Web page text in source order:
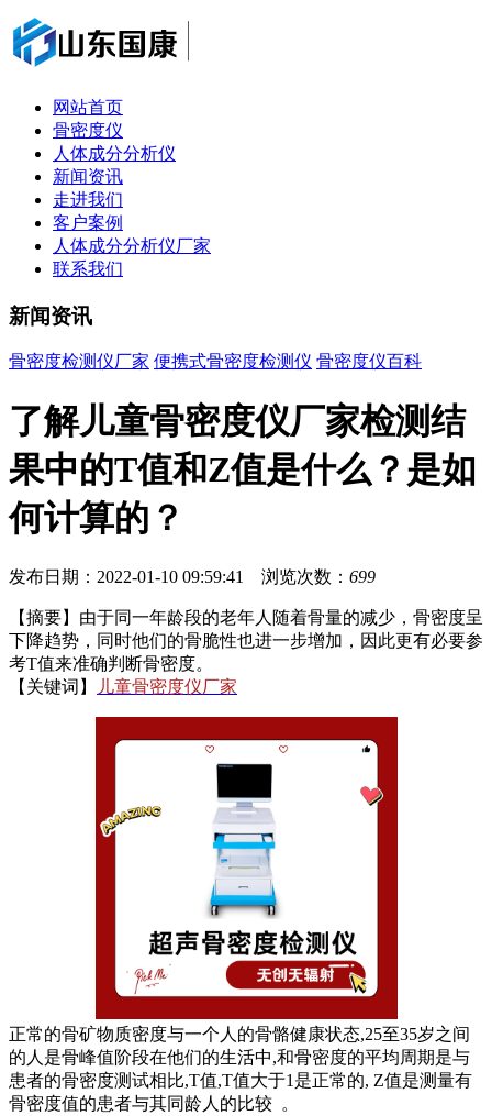
网站首页
骨密度仪
人体成分分析仪
新闻资讯
走进我们
客户案例
人体成分分析仪厂家
联系我们
新闻资讯
骨密度检测仪厂家 便携式骨密度检测仪 骨密度仪百科
了解儿童骨密度仪厂家检测结
果中的T值和Z值是什么？是如
何计算的？
发布日期：2022-01-10 09:59:41 浏览次数： 699
【摘要】由于同一年龄段的老年人随着骨量的减少，骨密度呈
下降趋势，同时他们的骨脆性也进一步增加，因此更有必要参
考T值来准确判断骨密度。
【关键词】
儿童骨密度仪厂家
正常的骨矿物质密度与一个人的骨骼健康状态,25至35岁之间
的人是骨峰值阶段在他们的生活中,和骨密度的平均周期是与
患者的骨密度测试相比,T值,T值大于1是正常的, Z值是测量有
骨密度值的患者与其同龄人的比较 。